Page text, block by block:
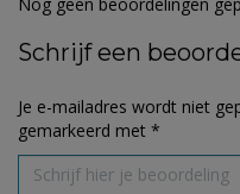
Nog geen beoordelingen
Schrijf een
Je e-mailadres wordt niet
gemarkeerd met *